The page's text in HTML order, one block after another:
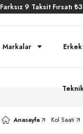
Farksız 9 Taksit Fırsatı
Markalar
Anasayfa Kol Saati